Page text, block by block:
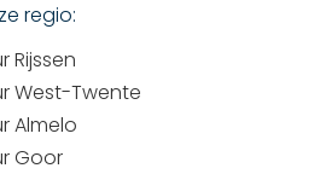
regio:
Rijssen
West-Twente
Almelo
Goor